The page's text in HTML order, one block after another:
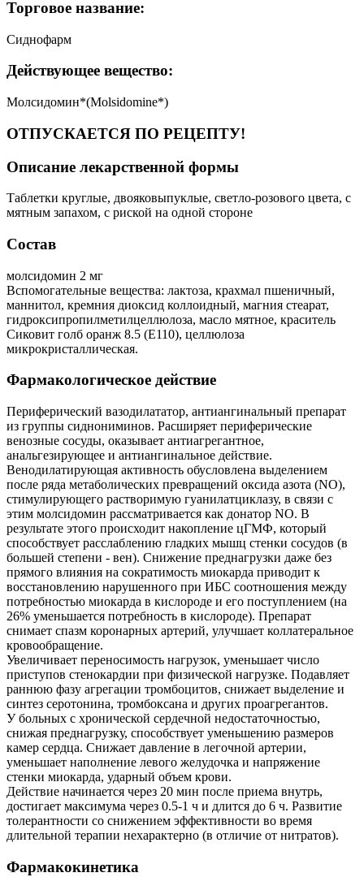
Торговое название:
Сиднофарм
Действующее вещество:
Молсидомин*(Molsidomine*)
ОТПУСКАЕТСЯ ПО РЕЦЕПТУ!
Описание лекарственной формы
Таблетки круглые, двояковыпуклые, светло-розового цвета, с
мятным запахом, с риской на одной стороне
Состав
молсидомин 2 мг
Вспомогательные вещества: лактоза, крахмал пшеничный,
маннитол, кремния диоксид коллоидный, магния стеарат,
гидроксипропилметилцеллюлоза, масло мятное, краситель
Сиковит голб оранж 8.5 (Е110), целлюлоза
микрокристаллическая.
Фармакологическое действие
Периферический вазодилататор, антиангинальный препарат
из группы сиднониминов. Расширяет периферические
венозные сосуды, оказывает антиагрегантное,
анальгезирующее и антиангинальное действие.
Венодилатирующая активность обусловлена выделением
после ряда метаболических превращений оксида азота (NО),
стимулирующего растворимую гуанилатциклазу, в связи с
этим молсидомин рассматривается как донатор NО. В
результате этого происходит накопление цГМФ, который
способствует расслаблению гладких мышц стенки сосудов (в
большей степени - вен). Снижение преднагрузки даже без
прямого влияния на сократимость миокарда приводит к
восстановлению нарушенного при ИБС соотношения между
потребностью миокарда в кислороде и его поступлением (на
26% уменьшается потребность в кислороде). Препарат
снимает спазм коронарных артерий, улучшает коллатеральное
кровообращение.
Увеличивает переносимость нагрузок, уменьшает число
приступов стенокардии при физической нагрузке. Подавляет
раннюю фазу агрегации тромбоцитов, снижает выделение и
синтез серотонина, тромбоксана и других проагрегантов.
У больных с хронической сердечной недостаточностью,
снижая преднагрузку, способствует уменьшению размеров
камер сердца. Снижает давление в легочной артерии,
уменьшает наполнение левого желудочка и напряжение
стенки миокарда, ударный объем крови.
Действие начинается через 20 мин после приема внутрь,
достигает максимума через 0.5-1 ч и длится до 6 ч. Развитие
толерантности со снижением эффективности во время
длительной терапии нехарактерно (в отличие от нитратов).
Фармакокинетика